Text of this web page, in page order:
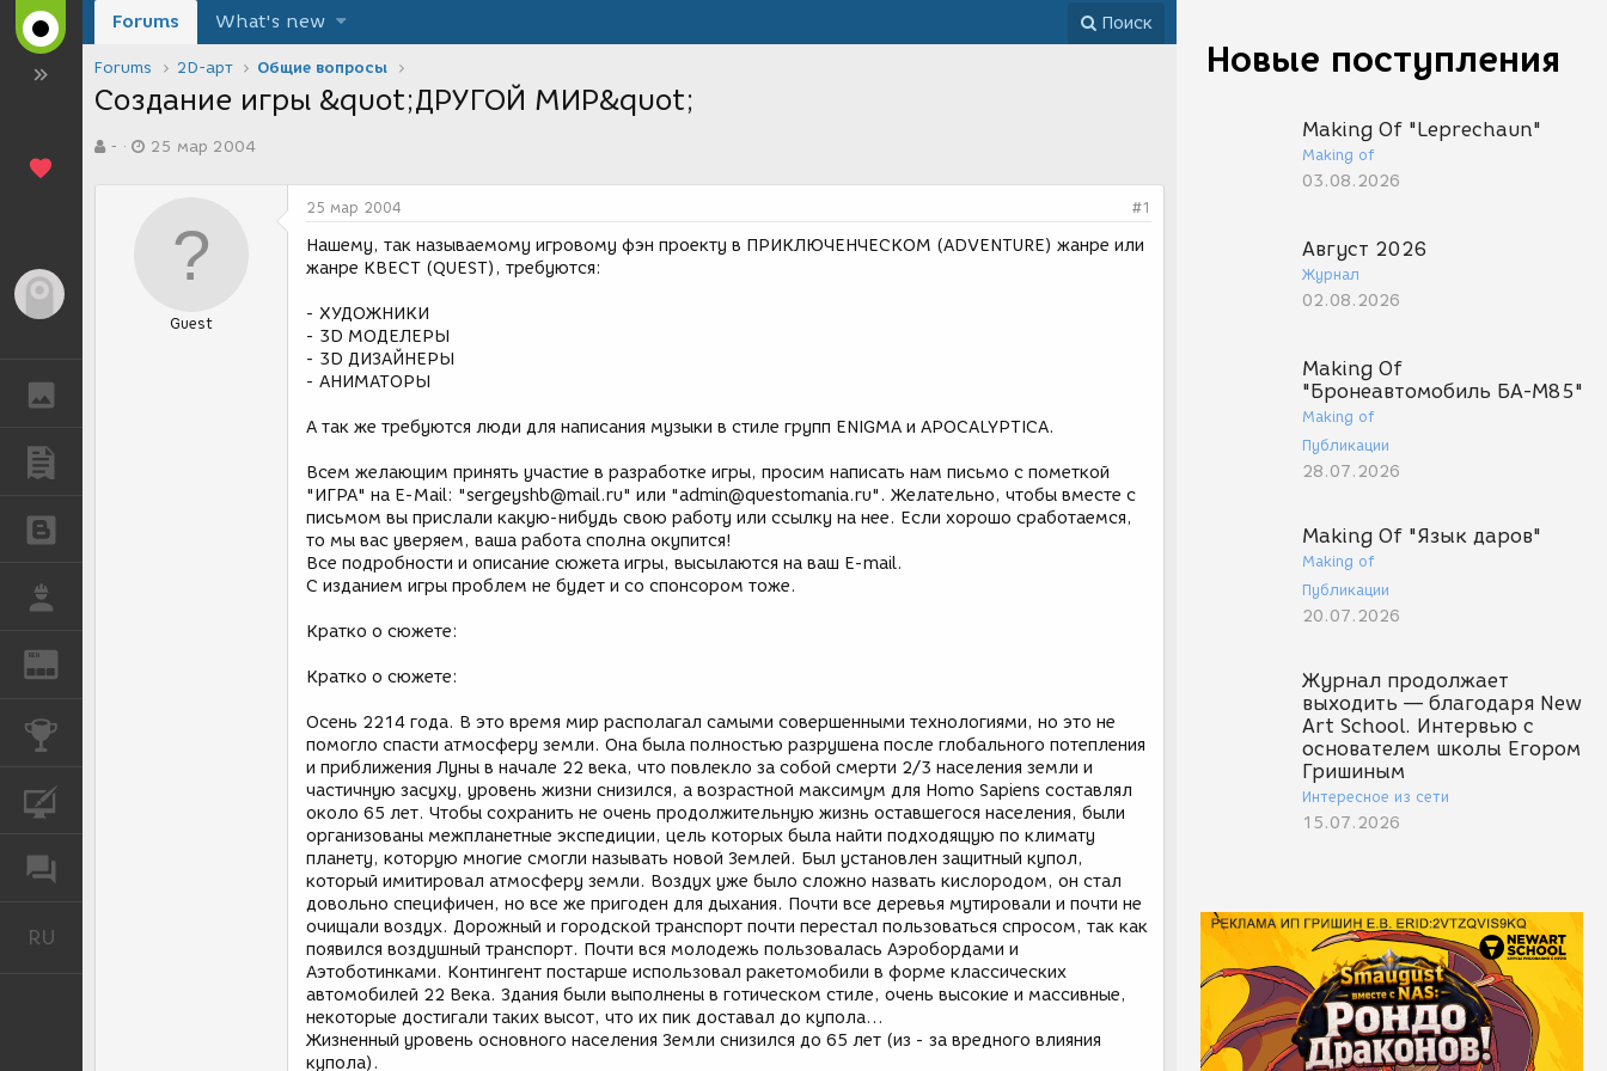
REN
RU
Новые поступления
Making Of "Leprechaun"
Making of
03.08.2026
Август 2026
Журнал
02.08.2026
Making Of
"Бронеавтомобиль БА-М85"
Making of
Публикации
28.07.2026
Making Of "Язык даров"
Making of
Публикации
20.07.2026
Журнал продолжает
выходить — благодаря New
Art School. Интервью с
основателем школы Егором
Гришиным
Интересное из сети
15.07.2026
Forums What's new Поиск
Forums 2D-арт Общие вопросы
Создание игры &quot;ДРУГОЙ МИР&quot;
в-
а
25 мар 2004
Guest
25 мар 2004 #1
Нашему, так называемому игровому фэн проекту в ПРИКЛЮЧЕНЧЕСКОМ (ADVENTURE) жанре или
жанре КВЕСТ (QUEST), требуются:
- ХУДОЖНИКИ
- 3D МОДЕЛЕРЫ
- 3D ДИЗАЙНЕРЫ
- АНИМАТОРЫ
А так же требуются люди для написания музыки в стиле групп ENIGMA и APOCALYPTICA.
Всем желающим принять участие в разработке игры, просим написать нам письмо с пометкой
"ИГРА" на E-Mail: "sergeyshb@mail.ru" или "admin@questomania.ru". Желательно, чтобы вместе с
письмом вы прислали какую-нибудь свою работу или ссылку на нее. Если хорошо сработаемся,
то мы вас уверяем, ваша работа сполна окупится!
Все подробности и описание сюжета игры, высылаются на ваш E-mail.
C изданием игры проблем не будет и со спонсором тоже.
Кратко о сюжете:
Кратко о сюжете:
Осень 2214 года. В это время мир располагал самыми совершенными технологиями, но это не
помогло спасти атмосферу земли. Она была полностью разрушена после глобального потепления
и приближения Луны в начале 22 века, что повлекло за собой смерти 2/3 населения земли и
частичную засуху, уровень жизни снизился, а возрастной максимум для Homo Sapiens составлял
около 65 лет. Чтобы сохранить не очень продолжительную жизнь оставшегося населения, были
организованы межпланетные экспедиции, цель которых была найти подходящую по климату
планету, которую многие смогли называть новой Землей. Был установлен защитный купол,
который имитировал атмосферу земли. Воздух уже было сложно назвать кислородом, он стал
довольно специфичен, но все же пригоден для дыхания. Почти все деревья мутировали и почти не
очищали воздух. Дорожный и городской транспорт почти перестал пользоваться спросом, так как
появился воздушный транспорт. Почти вся молодежь пользовалась Аэробордами и
Аэтоботинками. Контингент постарше использовал ракетомобили в форме классических
автомобилей 22 Века. Здания были выполнены в готическом стиле, очень высокие и массивные,
некоторые достигали таких высот, что их пик доставал до купола…
Жизненный уровень основного населения Земли снизился до 65 лет (из - за вредного влияния
купола).